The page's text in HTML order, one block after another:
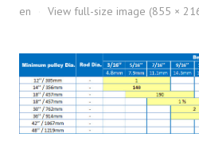
en
View full-size image (855 ×